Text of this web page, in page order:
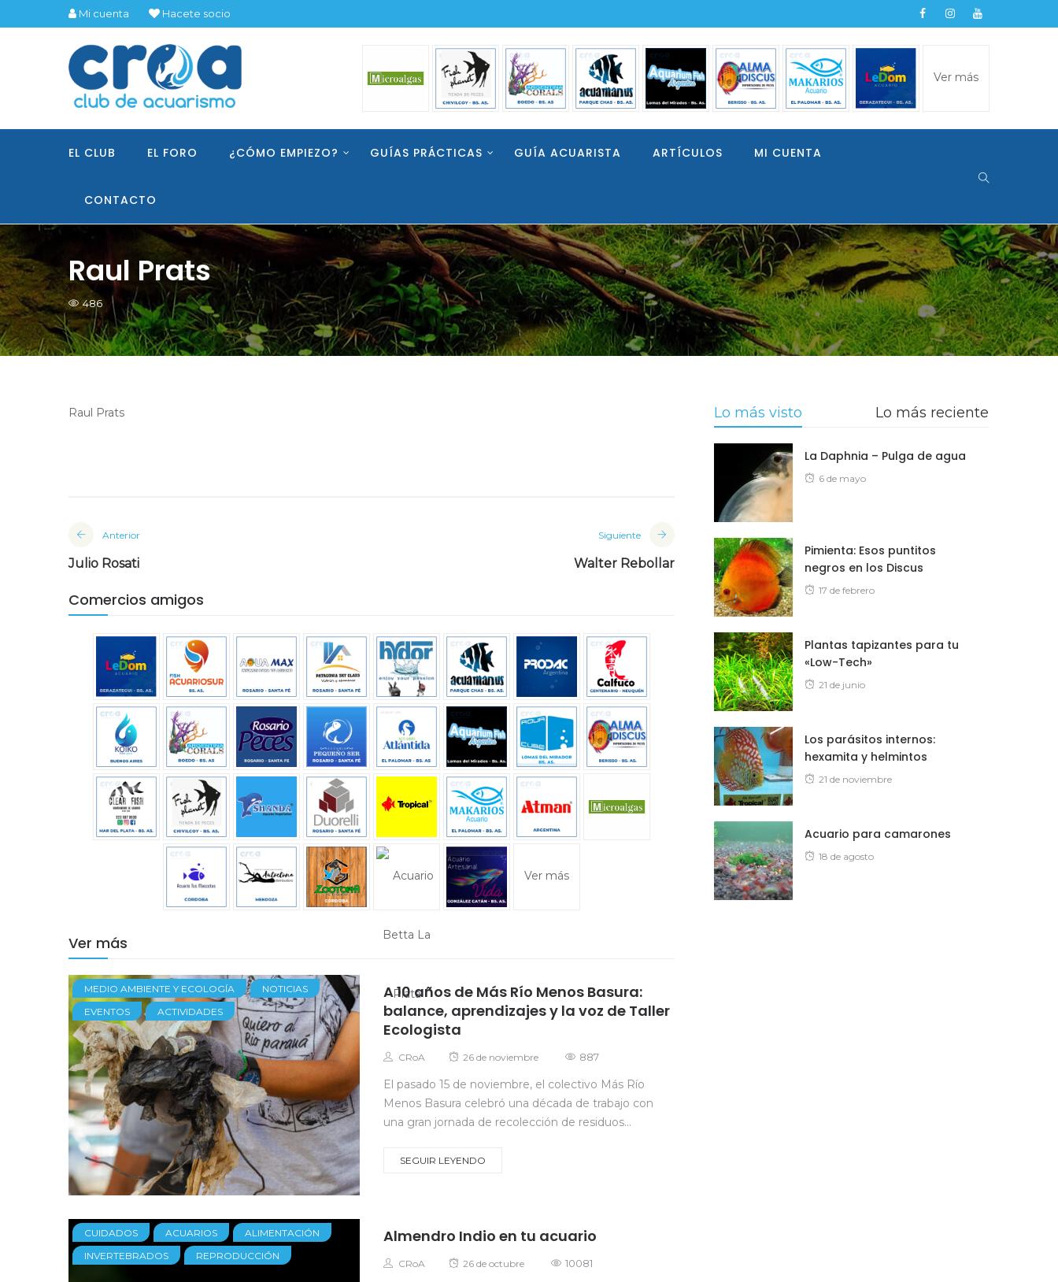
Mi cuenta Hacete socio
Ver más
EL CLUB EL FORO ¿CÓMO EMPIEZO? GUÍAS PRÁCTICAS GUÍA ACUARISTA ARTÍCULOS MI CUENTA
CONTACTO
Raul Prats
486
Raul Prats
Anterior
Julio Rosati
Siguiente
Walter Rebollar
Comercios amigos
Ver más
Ver más
MEDIO AMBIENTE Y ECOLOGÍA
NOTICIAS
EVENTOS
ACTIVIDADES
A 10 años de Más Río Menos Basura:
balance, aprendizajes y la voz de Taller
Ecologista
Autor
CRoA
Posted
26 de noviembre 887
El pasado 15 de noviembre, el colectivo Más Río
Menos Basura celebró una década de trabajo con
una gran jornada de recolección de residuos...
SEGUIR LEYENDO
CUIDADOS ACUARIOS
ALIMENTACIÓN
INVERTEBRADOS
REPRODUCCIÓN
Almendro Indio en tu acuario
Autor
CRoA
Posted
26 de octubre 10081
Lo más visto Lo más reciente
La Daphnia – Pulga de agua
Posted
6 de mayo
Pimienta: Esos puntitos
negros en los Discus
Posted
17 de febrero
Plantas tapizantes para tu
«Low-Tech»
Posted
21 de junio
Los parásitos internos:
hexamita y helmintos
Posted
21 de noviembre
Acuario para camarones
Posted
18 de agosto